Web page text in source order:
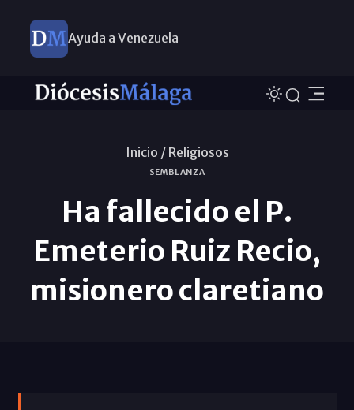
Ayuda a Venezuela
Inicio / Religiosos
SEMBLANZA
Ha fallecido el P.
Emeterio Ruiz Recio,
misionero claretiano